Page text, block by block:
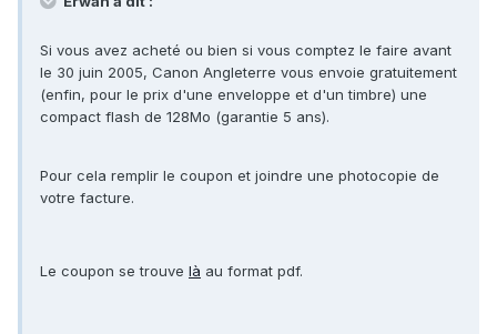
Si vous avez acheté ou bien si vous comptez le faire avant
le 30 juin 2005, Canon Angleterre vous envoie gratuitement
(enfin, pour le prix d'une enveloppe et d'un timbre) une
compact flash de 128Mo (garantie 5 ans).
Pour cela remplir le coupon et joindre une photocopie de
votre facture.
Le coupon se trouve là au format pdf.